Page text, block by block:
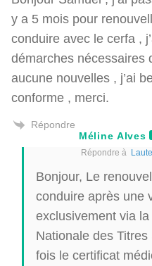
y a 5 mois pour
conduire avec le cerfa ,
démarches nécessaires
aucune nouvelles , j’ai
conforme , merci.
Répondre
Méline Alves
Répondre à
Bonjour, Le
conduire après une
exclusivement via
Nationale des
fois le certificat